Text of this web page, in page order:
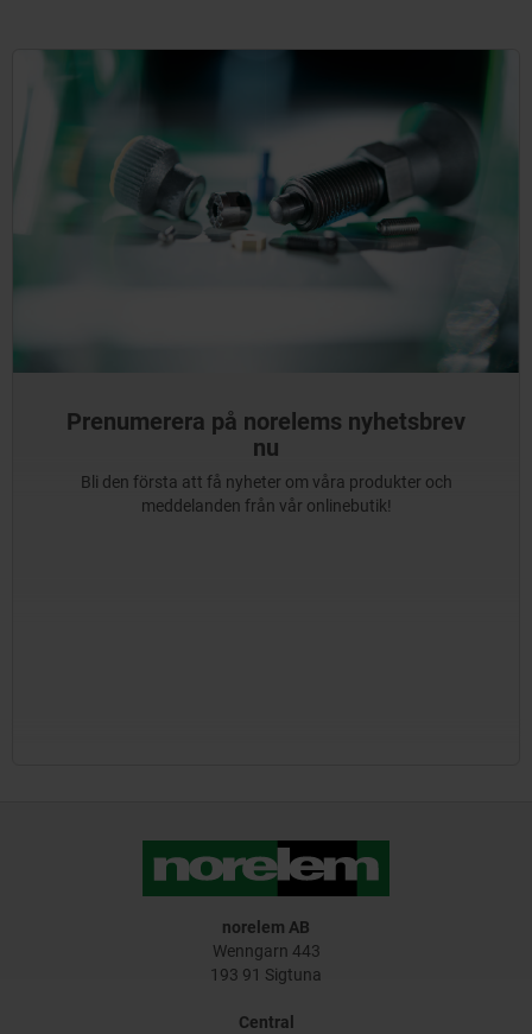
Prenumerera på norelems nyhetsbrev
nu
Bli den första att få nyheter om våra produkter och
meddelanden från vår onlinebutik!
norelem AB
Wenngarn 443
193 91 Sigtuna
Central